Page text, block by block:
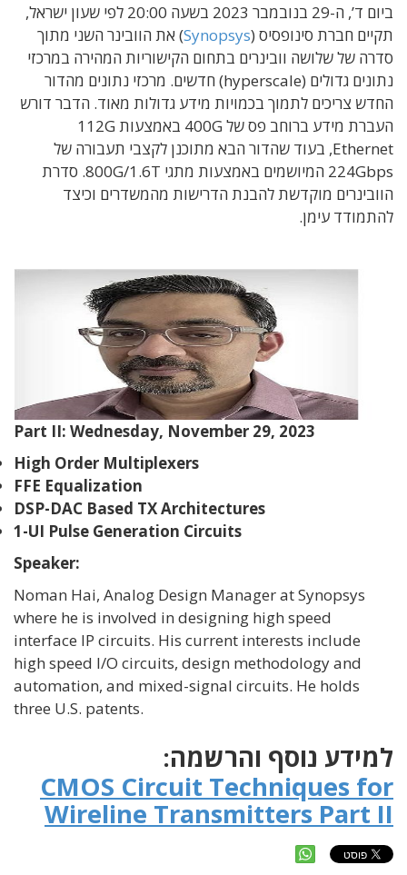
ביום ד’, ה-29 בנובמבר 2023 בשעה 20:00 לפי שעון ישראל,
תקיים חברת סינופסיס (Synopsys) את הוובינר השני מתוך
סדרה של שלושה וובינרים בתחום הקישוריות המהירה במרכזי
נתונים גדולים (hyperscale) חדשים. מרכזי נתונים מהדור
החדש צריכים לתמוך בכמויות מידע גדולות מאוד. הדבר דורש
העברת מידע ברוחב פס של 400G באמצעות 112G
Ethernet, בעוד שהדור הבא מתוכנן לקצבי תעבורה של
224Gbps המיושמים באמצעות מתגי 800G/1.6T. סדרת
הוובינרים מוקדשת להבנת הדרישות מהמשדרים וכיצד
להתמודד עימן.
Part II: Wednesday, November 29, 2023
High Order Multiplexers
FFE Equalization
DSP-DAC Based TX Architectures
1-UI Pulse Generation Circuits
Speaker:
Noman Hai, Analog Design Manager at Synopsys
where he is involved in designing high speed
interface IP circuits. His current interests include
high speed I/O circuits, design methodology and
automation, and mixed-signal circuits. He holds
three U.S. patents.
למידע נוסף והרשמה:
CMOS Circuit Techniques for
Wireline Transmitters Part II